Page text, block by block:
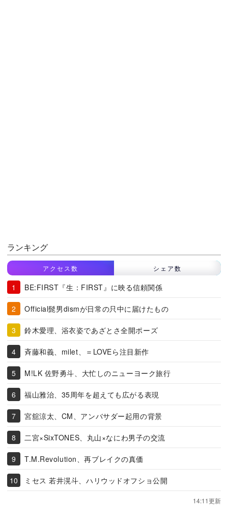
ランキング
アクセス数 シェア数
BE:FIRST『生：FIRST』に映る信頼関係
Official髭男dismが日常の只中に届けたもの
鈴木愛理、浴衣姿であざとさ全開ポーズ
斉藤和義、milet、＝LOVEら注目新作
M!LK 佐野勇斗、大忙しのニューヨーク旅行
福山雅治、35周年を超えても広がる表現
宮舘涼太、CM、アンバサダー起用の背景
二宮×SixTONES、丸山×なにわ男子の交流
T.M.Revolution、再ブレイクの真価
ミセス 若井滉斗、ハリウッドオフショ公開
14:11更新